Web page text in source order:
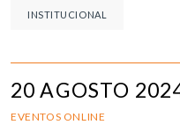
INSTITUCIONAL
20 AGOSTO
EVENTOS ONLINE